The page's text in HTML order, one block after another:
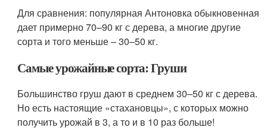
Для сравнения: популярная Антоновка обыкновенная
дает примерно 70–90 кг с дерева, а многие другие
сорта и того меньше – 30–50 кг.
Самые урожайные сорта: Груши
Большинство груш дают в среднем 30–50 кг с дерева.
Но есть настоящие «стахановцы», с которых можно
получить урожай в 3, а то и в 10 раз больше!